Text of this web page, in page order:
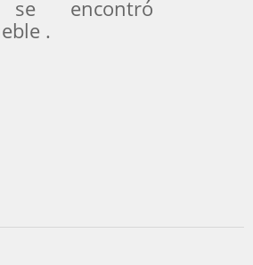
encontró
.